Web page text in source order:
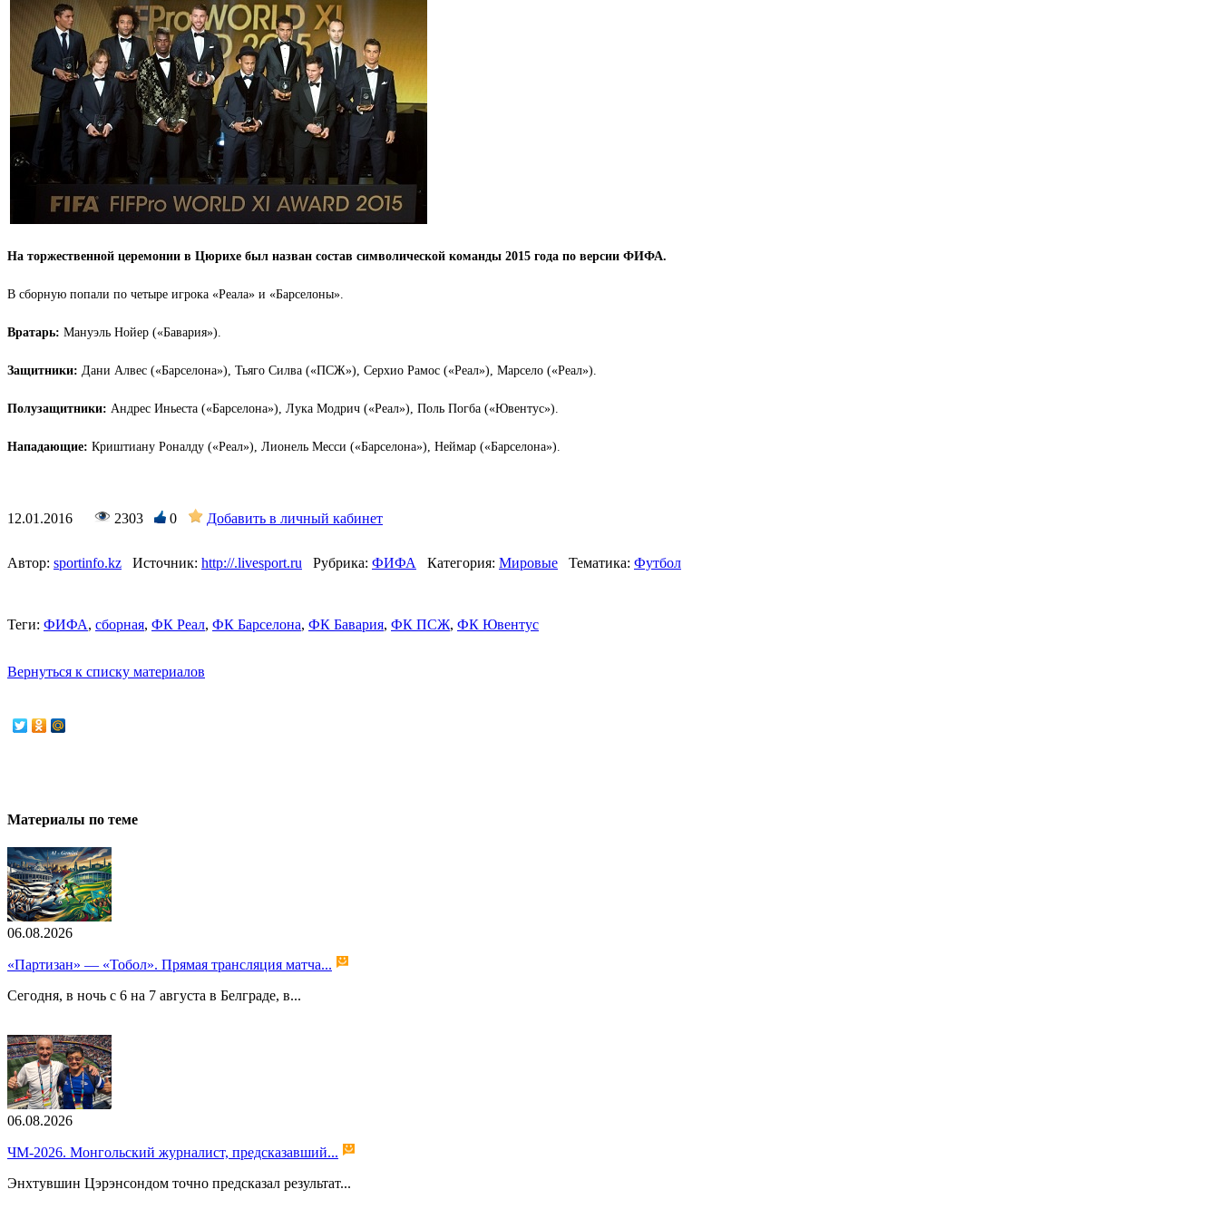
На торжественной церемонии в Цюрихе был назван состав символической команды 2015 года по версии ФИФА.
В сборную попали по четыре игрока «Реала» и «Барселоны».
Вратарь: Мануэль Нойер («Бавария»).
Защитники: Дани Алвес («Барселона»), Тьяго Силва («ПСЖ»), Серхио Рамос («Реал»), Марсело («Реал»).
Полузащитники: Андрес Иньеста («Барселона»), Лука Модрич («Реал»), Поль Погба («Ювентус»).
Нападающие: Криштиану Роналду («Реал»), Лионель Месси («Барселона»), Неймар («Барселона»).
12.01.2016 2303 0 Добавить в личный кабинет
Автор: sportinfo.kz Источник: http://.livesport.ru Рубрика: ФИФА Категория: Мировые Тематика: Футбол
Теги: ФИФА, сборная, ФК Реал, ФК Барселона, ФК Бавария, ФК ПСЖ, ФК Ювентус
Вернуться к списку материалов
Материалы по теме
06.08.2026
«Партизан» — «Тобол». Прямая трансляция матча...
Сегодня, в ночь с 6 на 7 августа в Белграде, в...
06.08.2026
ЧМ-2026. Монгольский журналист, предсказавший...
Энхтувшин Цэрэнсондом точно предсказал результат...